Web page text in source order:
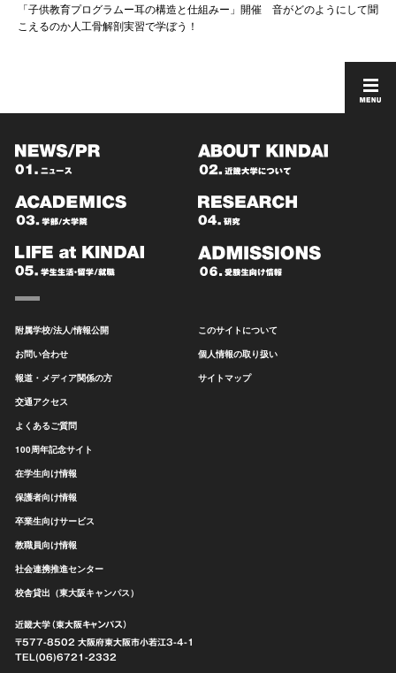
「子供教育プログラムー耳の構造と仕組みー」開催 音がどのようにして聞
こえるのか人工骨解剖実習で学ぼう！
附属学校/法人/情報公開
お問い合わせ
報道・メディア関係の方
交通アクセス
よくあるご質問
100周年記念サイト
在学生向け情報
保護者向け情報
卒業生向けサービス
教職員向け情報
社会連携推進センター
校舎貸出（東大阪キャンパス）
このサイトについて
個人情報の取り扱い
サイトマップ
近畿大学（東大阪キャンパス）
〒577-8502 大阪府東大阪市小若江3-4-1
TEL(06)6721-2332